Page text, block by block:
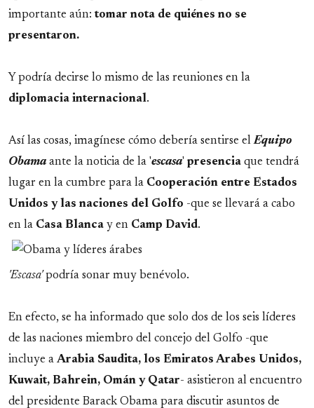
importante aún: tomar nota de quiénes no se
presentaron.
Y podría decirse lo mismo de las reuniones en la
diplomacia internacional.
Así las cosas, imagínese cómo debería sentirse elEquipo
Obama ante la noticia de la 'escasa' presencia que tendrá
lugar en la cumbre para la Cooperación entre Estados
Unidos y las naciones del Golfo -que se llevará a cabo
en la Casa Blanca y en Camp David.
'Escasa'podría sonar muy benévolo.
En efecto, se ha informado que solo dos de los seis líderes
de las naciones miembro del concejo del Golfo -que
incluye a Arabia Saudita, los Emiratos Arabes Unidos,
Kuwait, Bahrein, Omán y Qatar- asistieron al encuentro
del presidente Barack Obama para discutir asuntos de